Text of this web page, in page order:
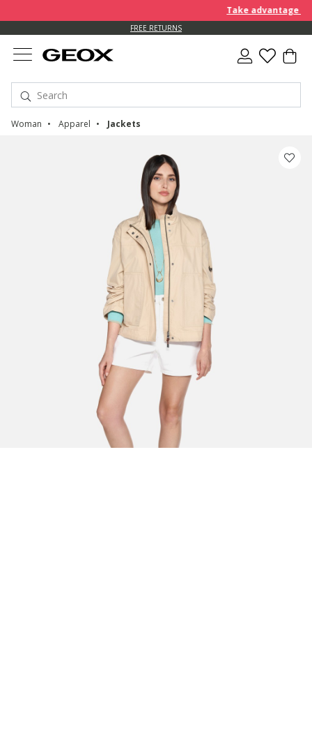
Take advantage of
FREE RETURNS
Woman Apparel Jackets